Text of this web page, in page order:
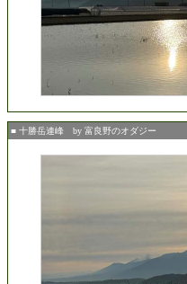
■ 十勝岳連峰 by 富良野のオダジー